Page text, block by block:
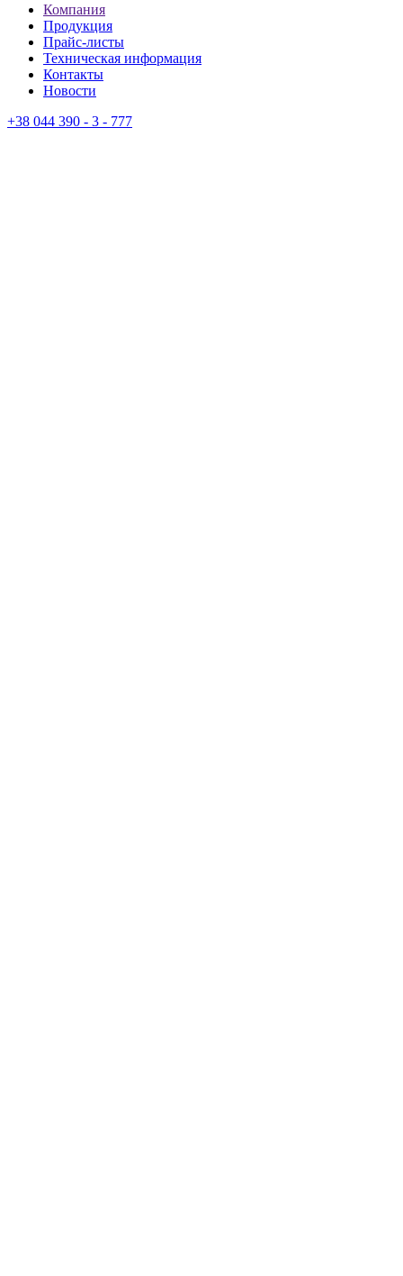
Компания
Продукция
Прайс-листы
Техническая информация
Контакты
Новости
+38 044 390 - 3 - 777